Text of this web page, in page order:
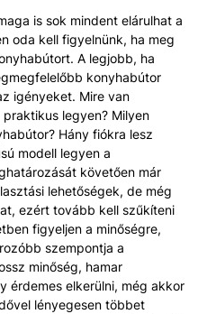
is sok mindent elárulhat a
oda kell figyelnünk, ha meg
A legjobb, ha
konyhabútor
igényeket. Mire van
legyen? Milyen
Hány fiókra lesz
modell legyen a
követően már
lehetőségek, de még
ezért tovább kell szűkíteni
figyeljen a minőségre,
szempontja a
minőség, hamar
érdemes elkerülni, még akkor
lényegesen többet